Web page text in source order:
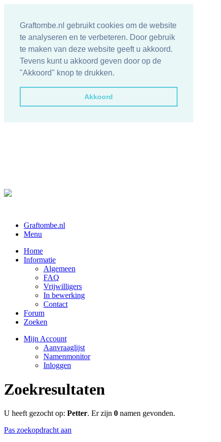
Graftombe.nl gebruikt cookies om de website
te analyseren en te verbeteren. Door gebruik
te maken van deze website geeft u akkoord.
Tevens kunt u akkoord geven door op de
"Akkoord" knop te drukken.
Akkoord
Graftombe.nl
Menu
Home
Informatie
Algemeen
FAQ
Vrijwilligers
In bewerking
Contact
Forum
Zoeken
Mijn Account
Aanvraaglijst
Namenmonitor
Inloggen
Zoekresultaten
U heeft gezocht op: Petter. Er zijn 0 namen gevonden.
Pas zoekopdracht aan